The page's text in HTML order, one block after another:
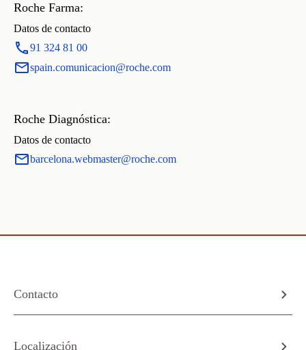
Roche Farma:
Datos de contacto
91 324 81 00
spain.comunicacion@roche.com
Roche Diagnóstica:
Datos de contacto
barcelona.webmaster@roche.com
Contacto
Localización